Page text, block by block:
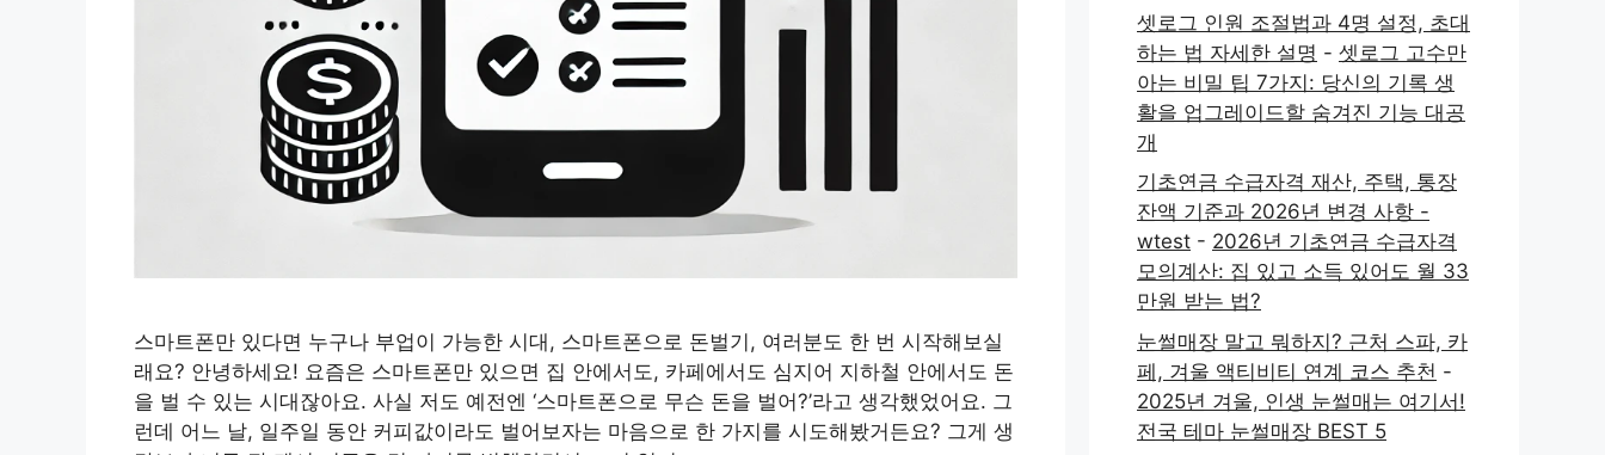
스마트폰만 있다면 누구나 부업이 가능한 시대, 스마트폰으로 돈벌기, 여러분도 한 번 시작해보실
래요? 안녕하세요! 요즘은 스마트폰만 있으면 집 안에서도, 카페에서도 심지어 지하철 안에서도 돈
을 벌 수 있는 시대잖아요. 사실 저도 예전엔 ‘스마트폰으로 무슨 돈을 벌어?’라고 생각했었어요. 그
런데 어느 날, 일주일 동안 커피값이라도 벌어보자는 마음으로 한 가지를 시도해봤거든요? 그게 생
셋로그 인원 조절법과 4명 설정, 초대
하는 법 자세한 설명 - 셋로그 고수만
아는 비밀 팁 7가지: 당신의 기록 생
활을 업그레이드할 숨겨진 기능 대공
개
기초연금 수급자격 재산, 주택, 통장
잔액 기준과 2026년 변경 사항 -
wtest - 2026년 기초연금 수급자격
모의계산: 집 있고 소득 있어도 월 33
만원 받는 법?
눈썰매장 말고 뭐하지? 근처 스파, 카
페, 겨울 액티비티 연계 코스 추천 -
2025년 겨울, 인생 눈썰매는 여기서!
전국 테마 눈썰매장 BEST 5